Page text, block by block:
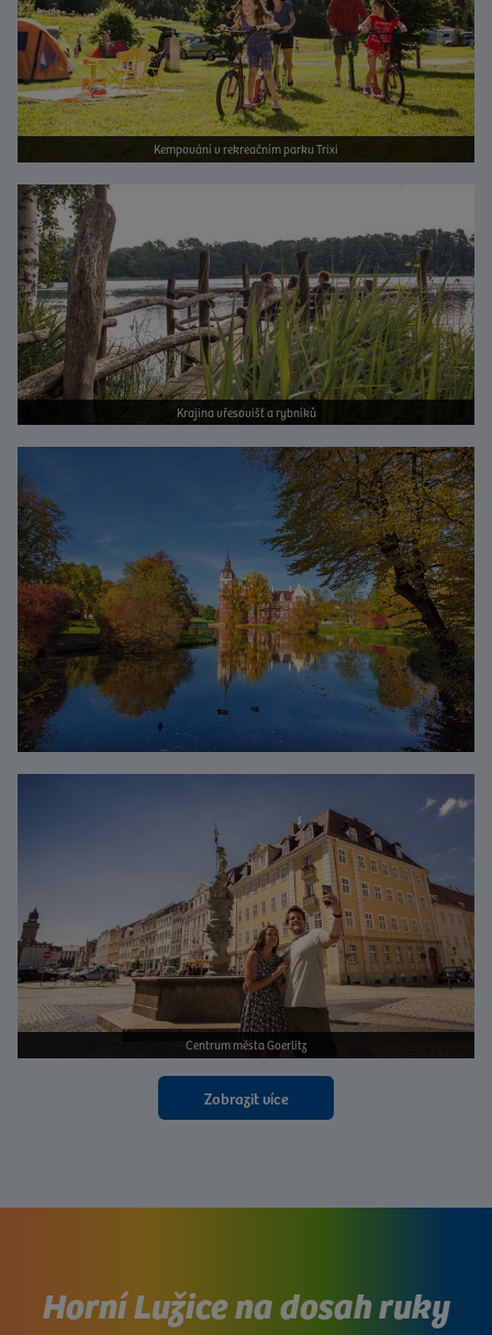
Kempování v rekreačním parku Trixi
Bild vergrößern
Krajina vřesovišť a rybníků
Centrum města Goerlitz
Zobrazit více
Horní Lužice na dosah ruky